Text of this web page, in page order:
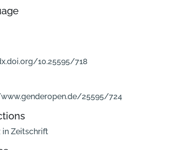
10.25595/718
25595/724
in Zeitschrift